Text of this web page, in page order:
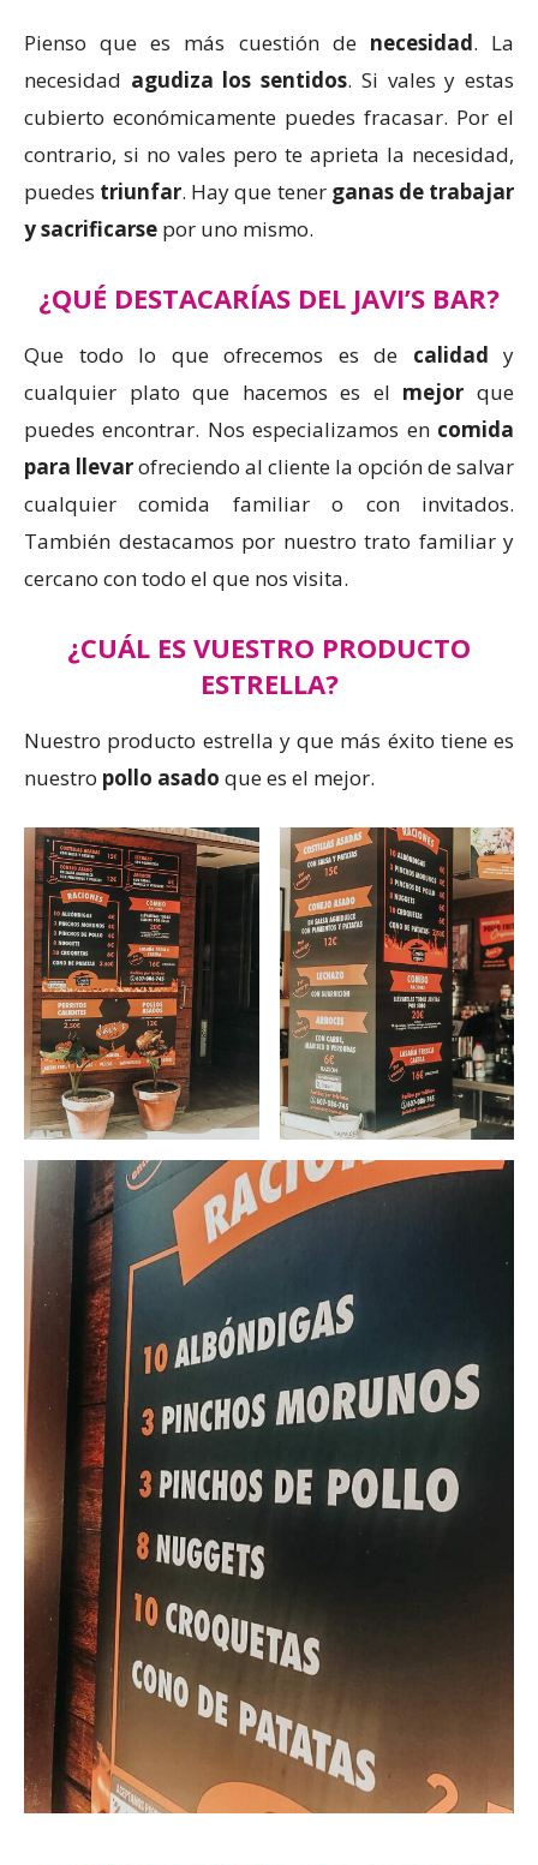
Pienso que es más cuestión de necesidad. La
necesidad agudiza los sentidos. Si vales y estas
cubierto económicamente puedes fracasar. Por el
contrario, si no vales pero te aprieta la necesidad,
puedes triunfar. Hay que tener ganas de trabajar
y sacrificarse por uno mismo.
¿QUÉ DESTACARÍAS DEL JAVI’S BAR?
Que todo lo que ofrecemos es de calidad y
cualquier plato que hacemos es el mejor que
puedes encontrar. Nos especializamos en comida
para llevarofreciendo al cliente la opción de salvar
cualquier comida familiar o con invitados.
También destacamos por nuestro trato familiar y
cercano con todo el que nos visita.
¿CUÁL ES VUESTRO PRODUCTO
ESTRELLA?
Nuestro producto estrella y que más éxito tiene es
nuestro pollo asado que es el mejor.